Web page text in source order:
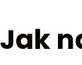
Jak